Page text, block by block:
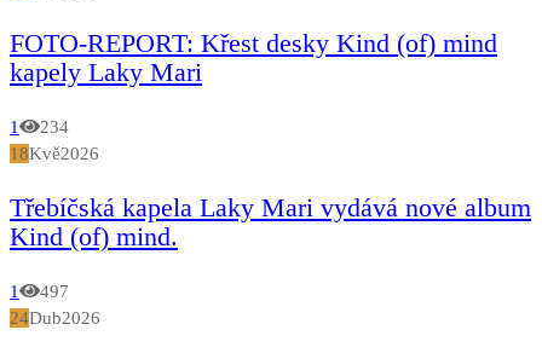
FOTO-REPORT: Křest desky Kind (of) mind
kapely Laky Mari
1
234
18Kvě2026
Třebíčská kapela Laky Mari vydává nové album
Kind (of) mind.
1
497
24Dub2026